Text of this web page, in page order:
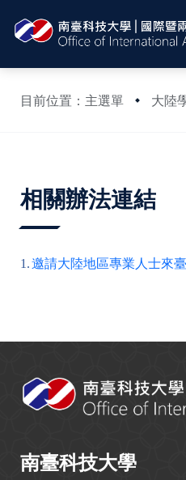
目前位置：主選單 大陸
:::
相關辦法連結
1.邀請大陸地區專業人士來
:::
南臺科技大學